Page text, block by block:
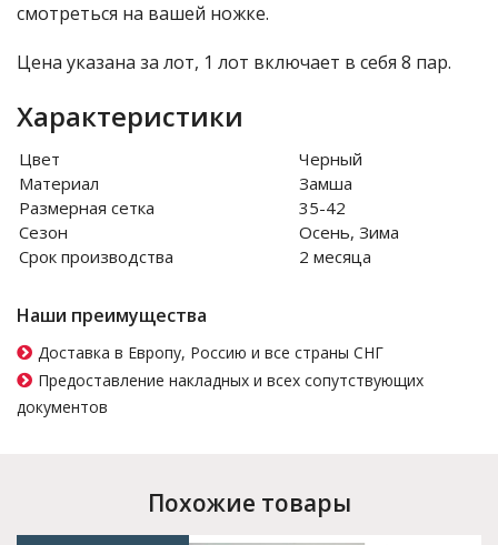
смотреться на вашей ножке.
Цена указана за лот, 1 лот включает в себя 8 пар.
Характеристики
Цвет
Черный
Материал
Замша
Размерная сетка
35-42
Сезон
Осень, Зима
Срок производства
2 месяца
Наши преимущества
Доставка в Европу, Россию и все страны СНГ
Предоставление накладных и всех сопутствующих
документов
Похожие товары